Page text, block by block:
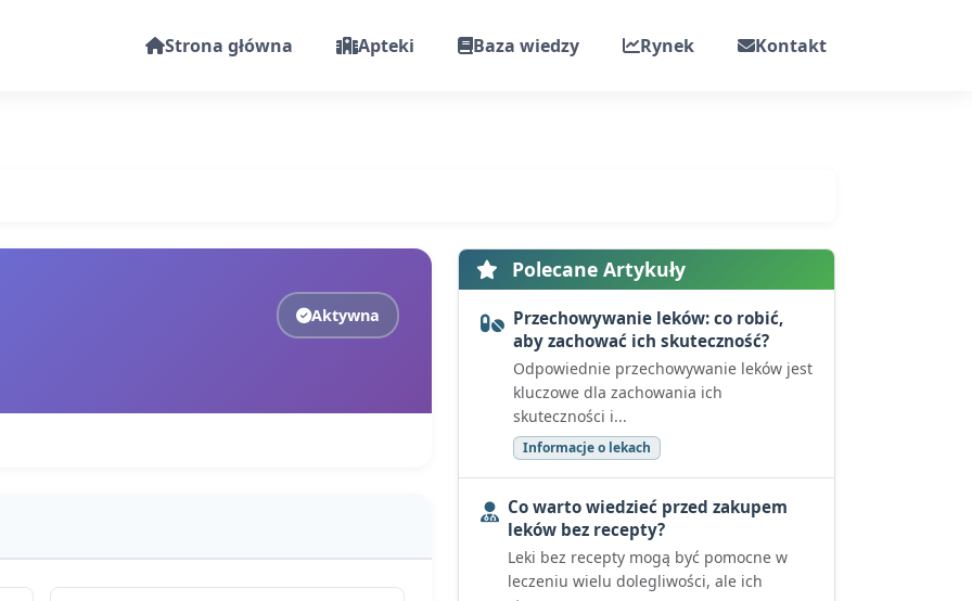
Strona główna Apteki Baza wiedzy Rynek Kontakt
Aktywna
Polecane Artykuły
Przechowywanie leków: co robić,
aby zachować ich skuteczność?
Odpowiednie przechowywanie leków jest
kluczowe dla zachowania ich
skuteczności i...
Informacje o lekach
Co warto wiedzieć przed zakupem
leków bez recepty?
Leki bez recepty mogą być pomocne w
leczeniu wielu dolegliwości, ale ich